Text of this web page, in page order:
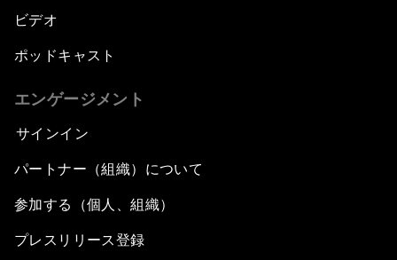
ビデオ
ポッドキャスト
エンゲージメント
サインイン
パートナー（組織）について
参加する（個人、組織）
プレスリリース登録